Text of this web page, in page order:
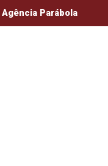
Agência Parábola